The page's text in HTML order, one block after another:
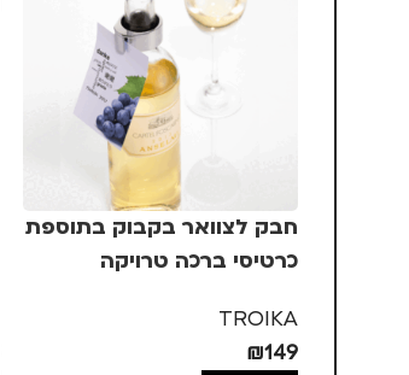
חבק לצוואר בקבוק בתוספת
כרטיסי ברכה טרויקה
TROIKA
₪149